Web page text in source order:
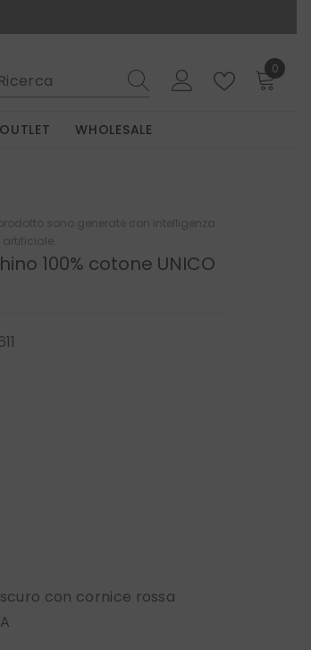
0
0
OUTLET WHOLESALE
sono generate con intelligenza
artificiale.
100% cotone UNICO
con cornice rossa